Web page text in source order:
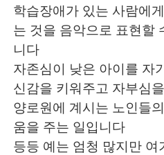
학습장애가 있는 사람에
는 것을 음악으로 표현할
니다
자존심이 낮은 아이를 자
신감을 키워주고 자부심
양로원에 계시는 노인들
움을 주는 일입니다
등등 예는 엄청 많지만 여